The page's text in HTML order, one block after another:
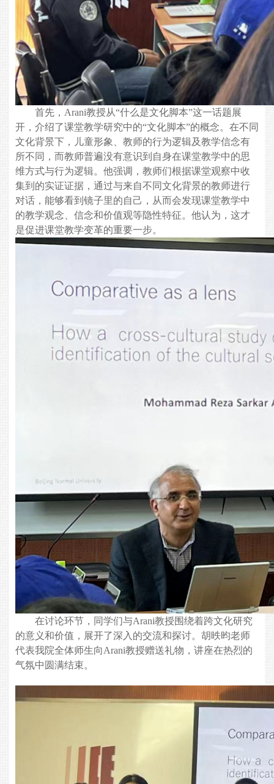
首先， Arani教授从“什么是文化脚本”这一话题展
开，介绍了课堂教学研究中的“文化脚本”的概念。在不同
文化背景下，儿童形象、教师的行为逻辑及教学信念有
所不同，而教师普遍没有意识到自身在课堂教学中的思
维方式与行为逻辑。他强调，教师们根据课堂观察中收
集到的实证证据，通过与来自不同文化背景的教师进行
对话，能够看到镜子里的自己，从而会发现课堂教学中
的教学观念、信念和价值观等隐性特征。他认为，这才
是促进课堂教学变革的重要一步。
在讨论环节，同学们与Arani教授围绕着跨文化研究
的意义和价值，展开了深入的交流和探讨。胡昳昀老师
代表我院全体师生向Arani教授赠送礼物，讲座在热烈的
气氛中圆满结束。